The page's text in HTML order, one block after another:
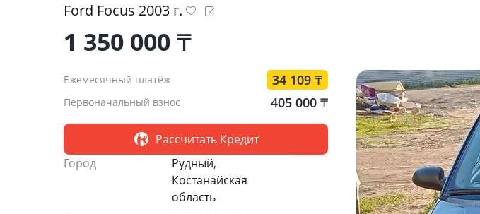
Ford Focus 2003 г.
1 350 000₸
Ежемесячный платёж 34 109 ₸
Первоначальный взнос 405 000 ₸
Рассчитать Кредит
Город
Рудный,
Костанайская
область